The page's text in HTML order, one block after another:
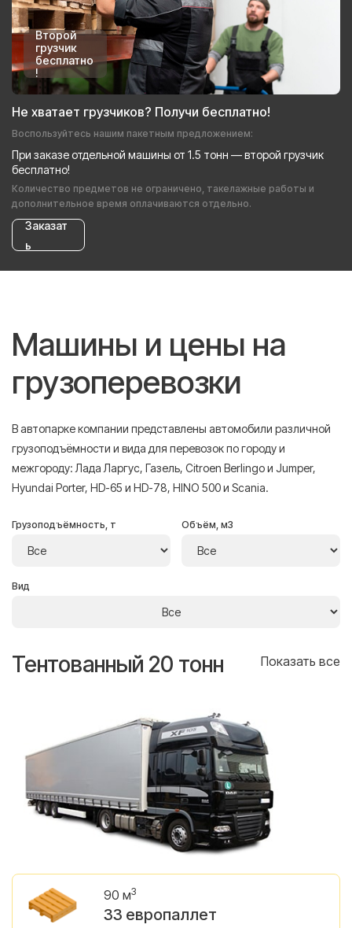
Второй
грузчик
бесплатно
!
Не хватает грузчиков? Получи бесплатно!
Воспользуйтесь нашим пакетным предложением:
При заказе отдельной машины от 1.5 тонн — второй грузчик
бесплатно!
Количество предметов не ограничено, такелажные работы и
дополнительное время оплачиваются отдельно.
Заказат
ь
Машины и цены на
грузоперевозки
В автопарке компании представлены автомобили различной
грузоподъёмности и вида для перевозок по городу и
межгороду: Лада Ларгус, Газель, Citroen Berlingo и Jumper,
Hyundai Porter, HD-65 и HD-78, HINO 500 и Scania.
Грузоподъёмность, т Объём, м3
Вид
Тентованный 20 тонн Показать все
90 м3
33 европаллет